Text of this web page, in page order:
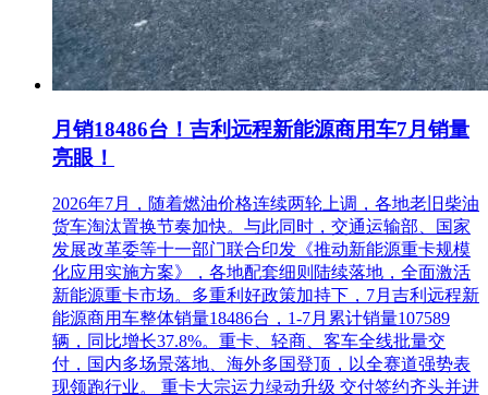
月销18486台！吉利远程新能源商用车7月销量
亮眼！
2026年7月，随着燃油价格连续两轮上调，各地老旧柴油
货车淘汰置换节奏加快。与此同时，交通运输部、国家
发展改革委等十一部门联合印发《推动新能源重卡规模
化应用实施方案》，各地配套细则陆续落地，全面激活
新能源重卡市场。多重利好政策加持下，7月吉利远程新
能源商用车整体销量18486台，1-7月累计销量107589
辆，同比增长37.8%。重卡、轻商、客车全线批量交
付，国内多场景落地、海外多国登顶，以全赛道强势表
现领跑行业。 重卡大宗运力绿动升级 交付签约齐头并进